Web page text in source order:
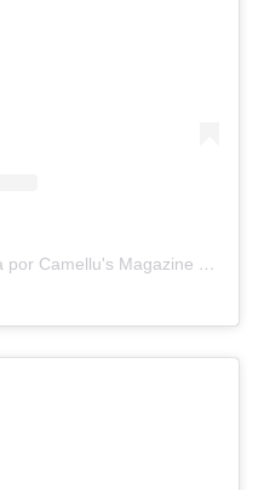
Uma publicação compartilhada por Camellu's Magazine I e II (@camellus_magazine)